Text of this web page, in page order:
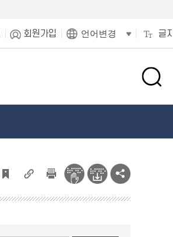
회원가입 언어변경 글
검
창